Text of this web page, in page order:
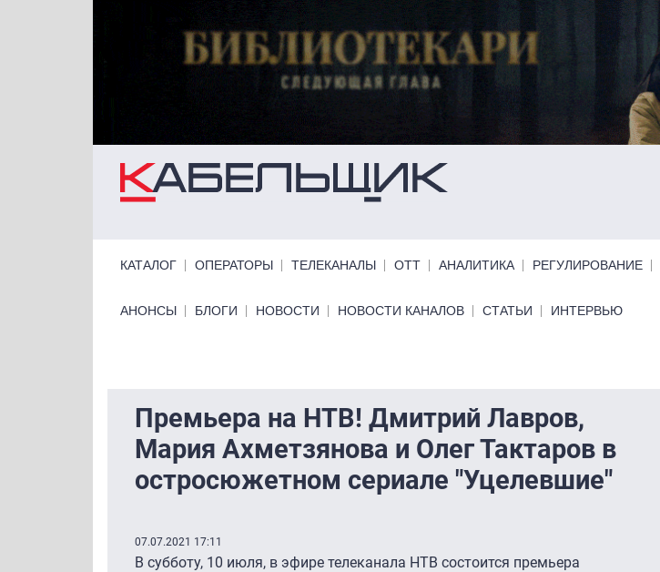
КАТАЛОГ ОПЕРАТОРЫ ТЕЛЕКАНАЛЫ ОТТ АНАЛИТИКА РЕГУЛИРОВАНИЕ
Primary links bottom
АНОНСЫ БЛОГИ НОВОСТИ НОВОСТИ КАНАЛОВ СТАТЬИ ИНТЕРВЬЮ
Премьера на НТВ! Дмитрий Лавров,
Мария Ахметзянова и Олег Тактаров в
остросюжетном сериале "Уцелевшие"
07.07.2021 17:11
В субботу, 10 июля, в эфире телеканала НТВ состоится премьера